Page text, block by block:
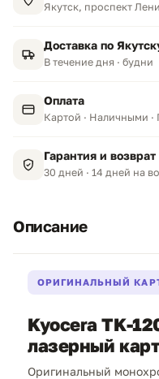
Якутск, проспект
Доставка по
В течение дня · будни
Оплата
Картой · Наличными ·
Гарантия и возврат
30 дней · 14 дней на
Описание
ОРИГИНАЛЬНЫЙ
Kyocera TK-
лазерный
Оригинальный